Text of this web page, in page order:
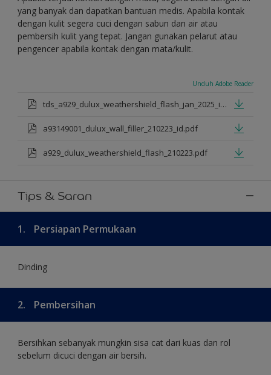
yang banyak dan dapatkan bantuan medis. Apabila kontak
dengan kulit segera cuci dengan sabun dan air atau
pembersih kulit yang tepat. Jangan gunakan pelarut atau
pengencer apabila kontak dengan mata/kulit.
Unduh Adobe Reader
tds_a929_dulux_weathershield_flash_jan_2025_id.pdf
a93149001_dulux_wall_filler_210223_id.pdf
a929_dulux_weathershield_flash_210223.pdf
Tips & Saran
1. Persiapan Permukaan
Dinding
2. Pembersihan
Bersihkan sebanyak mungkin sisa cat dari kuas dan rol
sebelum dicuci dengan air bersih.